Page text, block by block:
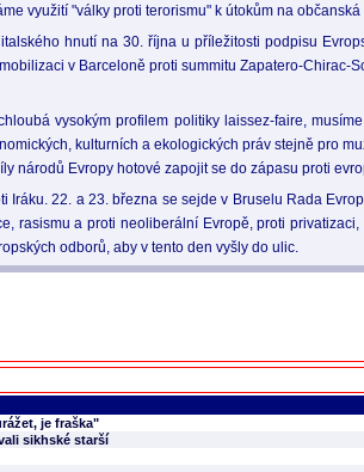
využití "války proti terorismu" k útokům na
hnutí na 30. října u příležitosti podpisu
v Barceloně proti summitu Zapatero-
vysokým profilem politiky laissez-faire,
kulturních a ekologických práv stejně pro
národů Evropy hotové zapojit se do zápasu proti
22. a 23. března se sejde v Bruselu Rada
rasismu a proti neoliberální Evropě, proti
odborů, aby v tento den vyšly do ulic.
je fraška"
sikhské starší